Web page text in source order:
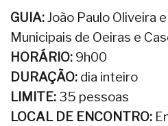
GUIA:João Paulo Oliveira
Municipais de Oeiras e
HORÁRIO: 9h00
DURAÇÃO: dia inteiro
LIMITE: 35 pessoas
LOCAL DE ENCONTRO: